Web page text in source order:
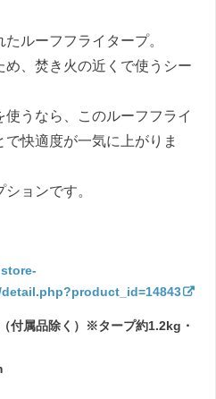
ルーフフライタープ。
、焚き火の近くで使うシー
うなら、このルーフフライ
快適度が一気に上がりま
ョンです。
付属品除く）※タープ約1.2kg・